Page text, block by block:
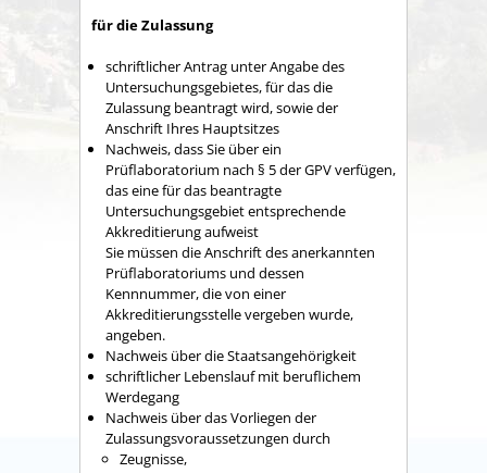
für die Zulassung
schriftlicher Antrag unter Angabe des
Untersuchungsgebietes, für das die
Zulassung beantragt wird, sowie der
Anschrift Ihres Hauptsitzes
Nachweis, dass Sie über ein
Prüflaboratorium nach § 5 der GPV verfügen,
das eine für das beantragte
Untersuchungsgebiet entsprechende
Akkreditierung aufweist
Sie müssen die Anschrift des anerkannten
Prüflaboratoriums und dessen
Kennnummer, die von einer
Akkreditierungsstelle vergeben wurde,
angeben.
Nachweis über die Staatsangehörigkeit
schriftlicher Lebenslauf mit beruflichem
Werdegang
Nachweis über das Vorliegen der
Zulassungsvoraussetzungen durch
Zeugnisse,